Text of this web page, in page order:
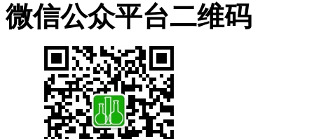
微信公众平台二维码